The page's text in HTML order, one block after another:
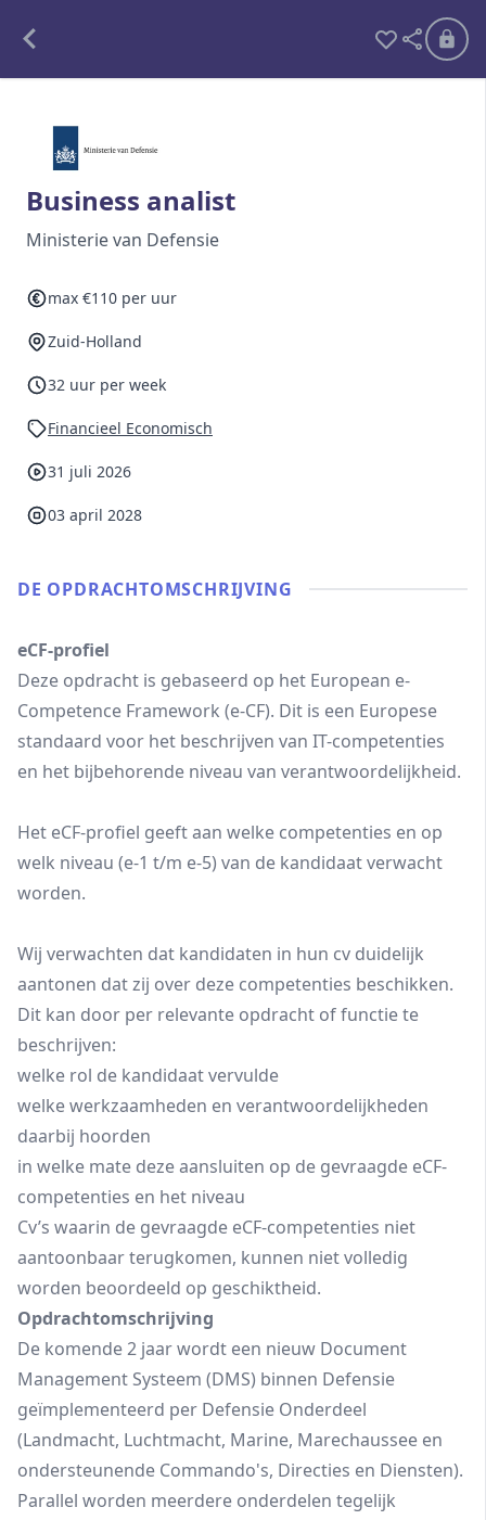
Detachering
Interim opdrachten statistiek
Ben je al lid?
Business analist
Ministerie van Defensie
max €110 per uur
Zuid-Holland
32 uur per week
Financieel Economisch
31 juli 2026
03 april 2028
DE OPDRACHT­OMSCHRIJVING
eCF-profiel
Deze opdracht is gebaseerd op het European e-
Competence Framework (e-CF). Dit is een Europese
standaard voor het beschrijven van IT-competenties
en het bijbehorende niveau van verantwoordelijkheid.
Het eCF-profiel geeft aan welke competenties en op
welk niveau (e-1 t/m e-5) van de kandidaat verwacht
worden.
Wij verwachten dat kandidaten in hun cv duidelijk
aantonen dat zij over deze competenties beschikken.
Dit kan door per relevante opdracht of functie te
beschrijven:
welke rol de kandidaat vervulde
welke werkzaamheden en verantwoordelijkheden
daarbij hoorden
in welke mate deze aansluiten op de gevraagde eCF-
competenties en het niveau
Cv’s waarin de gevraagde eCF-competenties niet
aantoonbaar terugkomen, kunnen niet volledig
worden beoordeeld op geschiktheid.
Opdrachtomschrijving
De komende 2 jaar wordt een nieuw Document
Management Systeem (DMS) binnen Defensie
geïmplementeerd per Defensie Onderdeel
(Landmacht, Luchtmacht, Marine, Marechaussee en
ondersteunende Commando's, Directies en Diensten).
Parallel worden meerdere onderdelen tegelijk